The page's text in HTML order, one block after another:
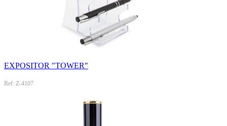
EXPOSITOR "TOWER"
Ref: Z-4107